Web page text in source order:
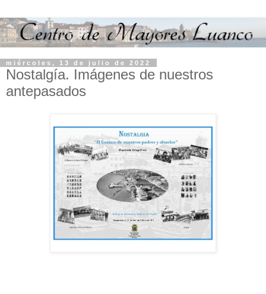
miércoles, 13 de julio de 2022
Nostalgía. Imágenes de nuestros
antepasados